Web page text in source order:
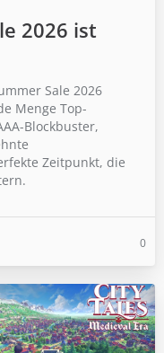
2026 ist
Sale 2026
Menge Top-
Blockbuster,
Zeitpunkt, die
0